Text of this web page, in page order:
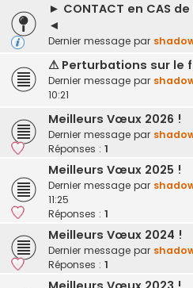
► CONTACT en CAS de
◄
Dernier message par
⚠ Perturbations sur le
Dernier message par
10:21
Meilleurs Vœux 2026 !
Dernier message par
Réponses : 1
Meilleurs Vœux 2025 !
Dernier message par
11:25
Réponses : 1
Meilleurs Vœux 2024 !
Dernier message par
Réponses : 1